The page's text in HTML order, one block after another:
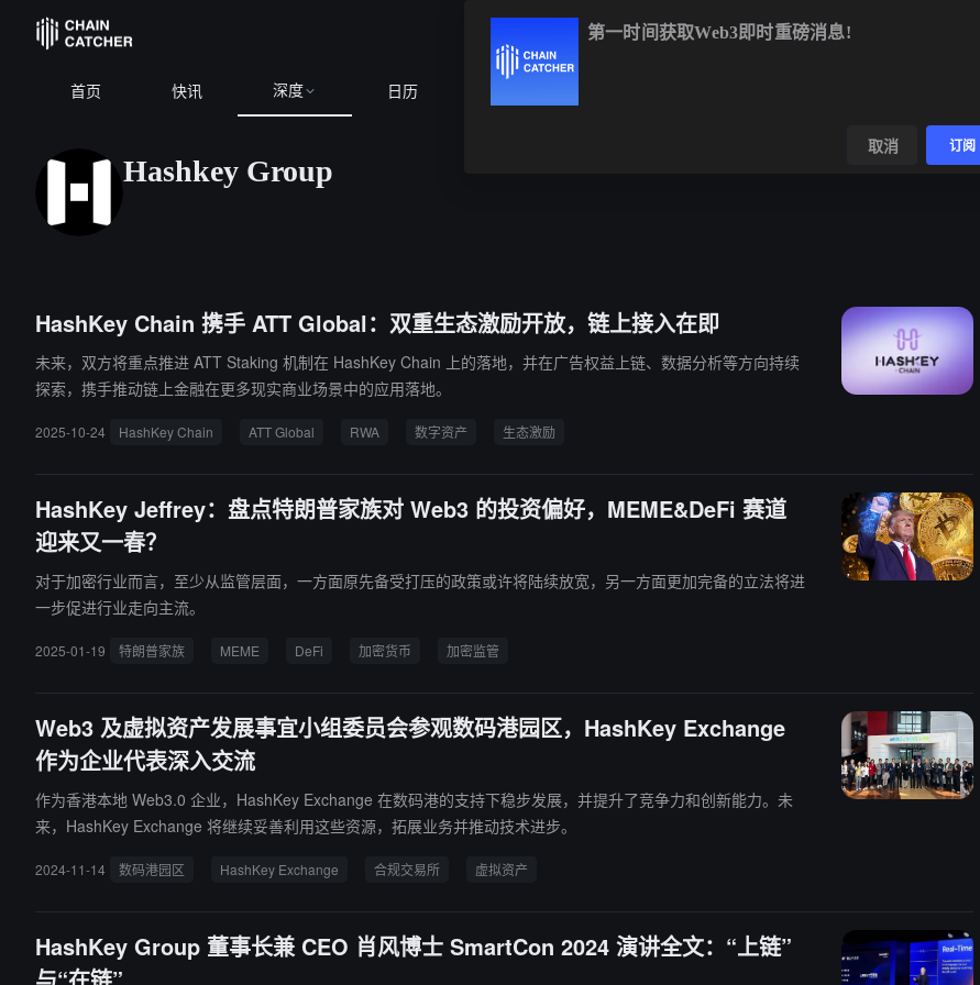
首页 快讯 深度 日历
Hashkey Group
HashKey Chain 携手 ATT Global：双重生态激励开放，链上接入在即
未来，双方将重点推进 ATT Staking 机制在 HashKey Chain 上的落地，并在广告权益上链、数据分析等方向持续
探索，携手推动链上金融在更多现实商业场景中的应用落地。
2025-10-24 HashKey Chain ATT Global RWA 数字资产 生态激励
HashKey Jeffrey：盘点特朗普家族对 Web3 的投资偏好，MEME&DeFi 赛道
迎来又一春？
对于加密行业而言，至少从监管层面，一方面原先备受打压的政策或许将陆续放宽，另一方面更加完备的立法将进
一步促进行业走向主流。
2025-01-19 特朗普家族 MEME DeFi 加密货币 加密监管
Web3 及虚拟资产发展事宜小组委员会参观数码港园区，HashKey Exchange
作为企业代表深入交流
作为香港本地 Web3.0 企业，HashKey Exchange 在数码港的支持下稳步发展，并提升了竞争力和创新能力。未
来，HashKey Exchange 将继续妥善利用这些资源，拓展业务并推动技术进步。
2024-11-14 数码港园区 HashKey Exchange 合规交易所 虚拟资产
HashKey Group 董事长兼 CEO 肖风博士 SmartCon 2024 演讲全文：“上链”
第一时间获取Web3即时重磅消息!
取消 订阅